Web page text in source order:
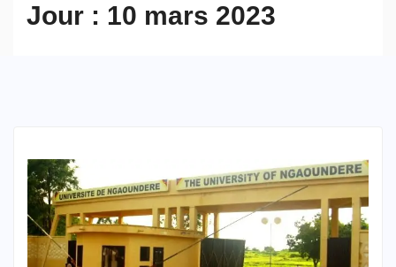
Jour : 10 mars 2023